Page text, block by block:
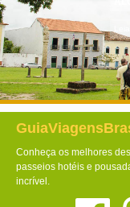
Conheça os melhores
passeios hotéis e
incrível.